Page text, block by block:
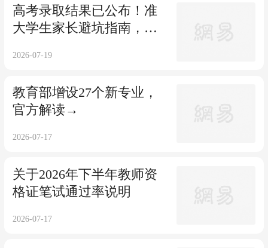
高考录取结果已公布！准
大学生家长避坑指南，这
2026-07-19
教育部增设27个新专业，
官方解读→
2026-07-17
关于2026年下半年教师资
格证笔试通过率说明
2026-07-17